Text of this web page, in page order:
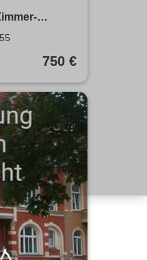
Ausblick
750 €